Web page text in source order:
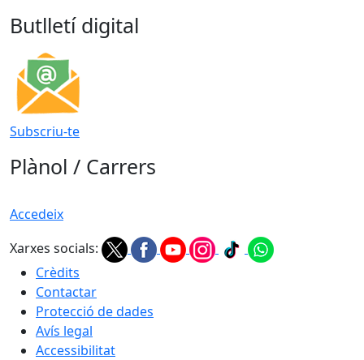
Butlletí digital
Subscriu-te
Plànol / Carrers
Accedeix
Xarxes socials:
Crèdits
Contactar
Protecció de dades
Avís legal
Accessibilitat